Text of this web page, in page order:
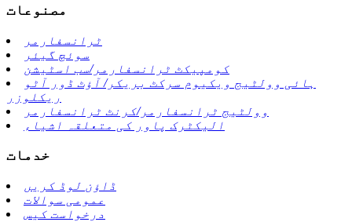
مصنوعات
ٹرانسفارمر
سوئچ گیئر
کومپیکٹ ٹرانسفارمر/سب اسٹیشن
ہائی وولٹیج ویکیوم سرکٹ بریکر/ آؤٹ ڈور آٹو
ریکلوزر
وولٹیج ٹرانسفارمر/کرنٹ ٹرانسفارمر
الیکٹرک پاور کی متعلقہ اشیاء
خدمات
ڈاؤن لوڈ کریں
عمومی سوالات
درخواست کیس